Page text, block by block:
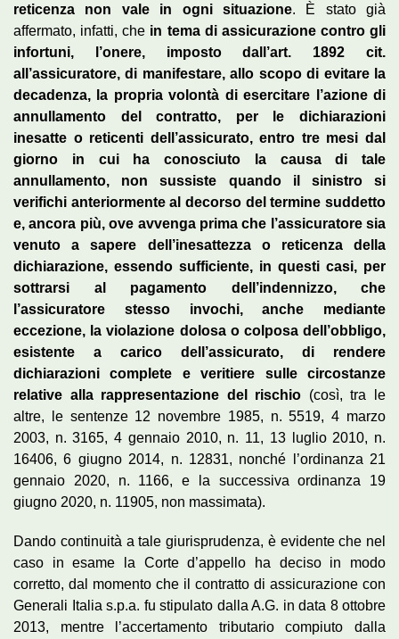
reticenza non vale in ogni situazione. È stato già
affermato, infatti, che in tema di assicurazione contro gli
infortuni, l’onere, imposto dall’art. 1892 cit.
all’assicuratore, di manifestare, allo scopo di evitare la
decadenza, la propria volontà di esercitare l’azione di
annullamento del contratto, per le dichiarazioni
inesatte o reticenti dell’assicurato, entro tre mesi dal
giorno in cui ha conosciuto la causa di tale
annullamento, non sussiste quando il sinistro si
verifichi anteriormente al decorso del termine suddetto
e, ancora più, ove avvenga prima che l’assicuratore sia
venuto a sapere dell’inesattezza o reticenza della
dichiarazione, essendo sufficiente, in questi casi, per
sottrarsi al pagamento dell’indennizzo, che
l’assicuratore stesso invochi, anche mediante
eccezione, la violazione dolosa o colposa dell’obbligo,
esistente a carico dell’assicurato, di rendere
dichiarazioni complete e veritiere sulle circostanze
relative alla rappresentazione del rischio (così, tra le
altre, le sentenze 12 novembre 1985, n. 5519, 4 marzo
2003, n. 3165, 4 gennaio 2010, n. 11, 13 luglio 2010, n.
16406, 6 giugno 2014, n. 12831, nonché l’ordinanza 21
gennaio 2020, n. 1166, e la successiva ordinanza 19
giugno 2020, n. 11905, non massimata).
Dando continuità a tale giurisprudenza, è evidente che nel
caso in esame la Corte d’appello ha deciso in modo
corretto, dal momento che il contratto di assicurazione con
Generali Italia s.p.a. fu stipulato dalla A.G. in data 8 ottobre
2013, mentre l’accertamento tributario compiuto dalla